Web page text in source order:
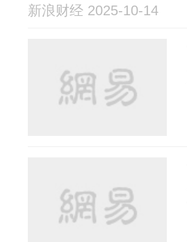
新浪财经 2025-10-14